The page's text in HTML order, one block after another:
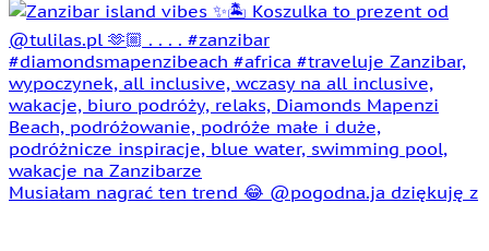
Musiałam nagrać ten trend 😂 @pogodna.ja dziękuję z